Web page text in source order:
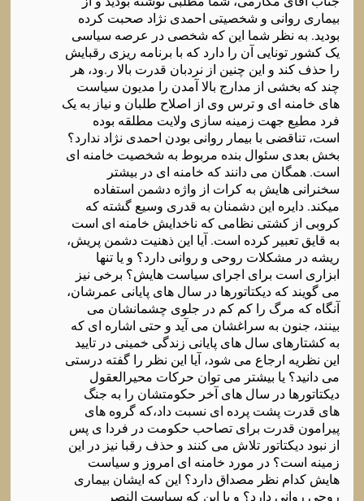
بیماری روانی و شخصیتی احمدی نژاد صحبت کرده
بودید. به نظر شما این که شخصی در عرصه سیاسی
یک کشور تونایی آن را دارد که با برنامه ریزی رقبایش
را حذف کند و این چنین از نردبان قدرت بالا ر.ود، هر
چند که بخشی از مدارج بالا آمدن را مدیون سیاست
های خامنه ای و ترس وی از اصلاح طلبان و نیاز به یک
فرد مطیع جهت زمینه سازی ولایت مطلقه بوده
است، تناقضی با بیمار روانی بودن احمدی نژاد ندارد؟
بخش بعدی سئوال بنده مربوط به شخصیت خامنه ای
است. همگان می دانند که خامنه ای در بیشتر
سخنرانی هایش به کرات از واژه دشمن استفاده
میکند. دایره این دشمنان به قدری وسیع گشته که
کروبی از کشتی نظامی که ناخدایش خامنه ای است
به قایق تعبیر کرده است. آیا این ذهنیت دشمن پریش،
ریشه در مشکلات روحی و روانی دارد؟ و یا تنها
ابزاری است برای اجرای سیاست هایش؟ برخی نیز
می گویند که دیکتاتورها در سال های پایانی عمرشان،
آنگاه که مرگ را کم کم در جلوی چشمانشان می
بینند، جنون به سراغشان می آید و حتی اشاره ای که
به کشتارهای سال های پایانی زندگی خمینی در تایید
این نظریه ارجاع می شود، آیا این نظر را گفته درستی
می دانید؟ یا بیشتر می توان حرکات محیرالعقول
دیکتاتورها در سال های آخر حکومتشان را به جنگ
های قدرت پشت پرده ای نسبت داد،که گروه های
پیرامون قدرت برای تصاحب حکومت در فردا ی پس
از نبود دیکتاتور تلاش می کنند و حذف رقبا نیز در این
زمینه است؟ در مورد خامنه ای امروز و سیاست
هایش کدام نظر مصداق دارد؟ این که ایشان بیماری
روحی روانی دارد؟ و یا این که سیاست النصر